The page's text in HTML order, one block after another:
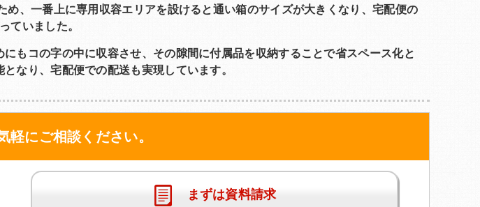
め、一番上に専用収容エリアを設けると通い箱のサイズが大きくなり、宅配便の
ていました。
もコの字の中に収容させ、その隙間に付属品を収納することで省スペース化と
なり、宅配便での配送も実現しています。
軽にご相談ください。
まずは資料請求